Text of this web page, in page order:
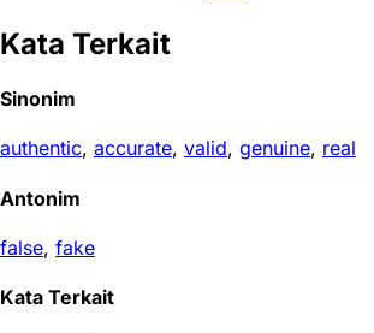
Kata Terkait
Sinonim
authentic, accurate, valid, genuine, real
Antonim
false, fake
Kata Terkait